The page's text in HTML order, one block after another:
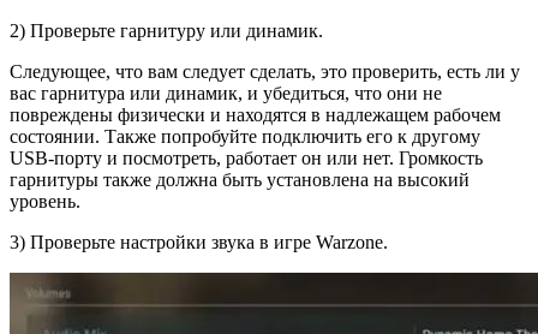
2) Проверьте гарнитуру или динамик.
Следующее, что вам следует сделать, это проверить, есть ли у
вас гарнитура или динамик, и убедиться, что они не
повреждены физически и находятся в надлежащем рабочем
состоянии. Также попробуйте подключить его к другому
USB-порту и посмотреть, работает он или нет. Громкость
гарнитуры также должна быть установлена ​​на высокий
уровень.
3) Проверьте настройки звука в игре Warzone.